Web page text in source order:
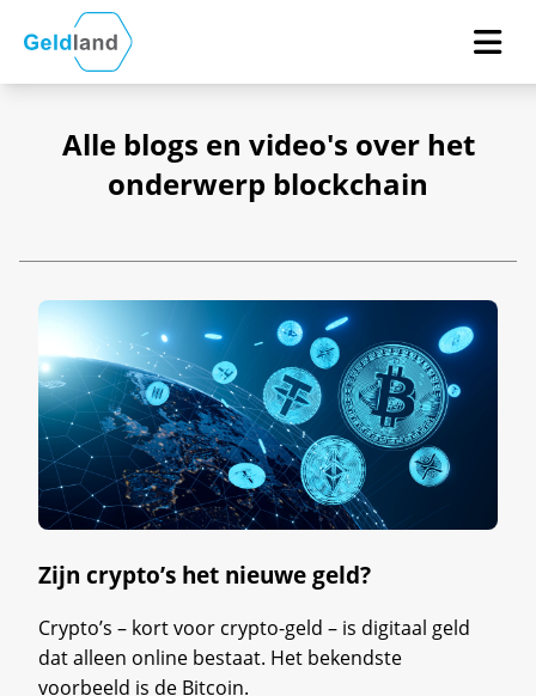
Alle blogs en video's over het
onderwerp blockchain
Zijn crypto’s het nieuwe geld?
Crypto’s – kort voor crypto-geld – is digitaal geld
dat alleen online bestaat. Het bekendste
voorbeeld is de Bitcoin.